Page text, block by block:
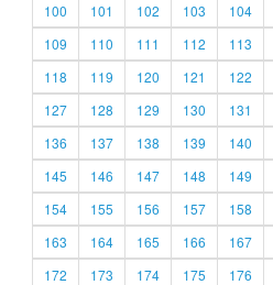
100
101 102 103 104
109
110 111 112 113
118
119 120 121 122
127
128 129 130 131
136
137 138 139 140
145
146 147 148 149
154
155 156 157 158
163
164 165 166 167
172
173 174 175 176